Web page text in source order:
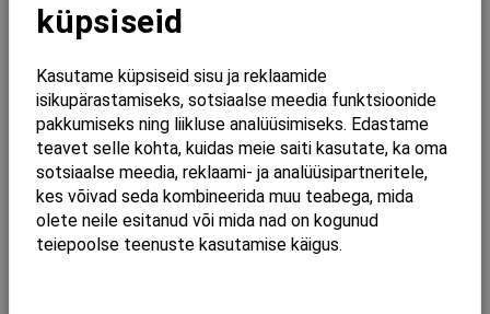
küpsiseid
Kasutame küpsiseid sisu ja reklaamide
isikupärastamiseks, sotsiaalse meedia funktsioonide
pakkumiseks ning liikluse analüüsimiseks. Edastame
teavet selle kohta, kuidas meie saiti kasutate, ka oma
sotsiaalse meedia, reklaami- ja analüüsipartneritele,
kes võivad seda kombineerida muu teabega, mida
olete neile esitanud või mida nad on kogunud
teiepoolse teenuste kasutamise käigus.